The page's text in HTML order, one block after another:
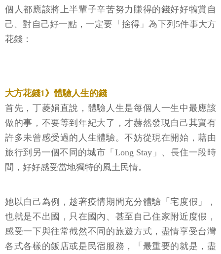
個人都應該將上半輩子辛苦努力賺得的錢好好犒賞自
己、對自己好一點，一定要「捨得」為下列5件事大方
花錢：
大方花錢1》體驗人生的錢
首先，丁菱娟直說，體驗人生是每個人一生中最應該
做的事，不要等到年紀大了，才赫然發現自己其實有
許多未曾感受過的人生體驗。不妨從現在開始，藉由
旅行到另一個不同的城市「Long Stay」、長住一段時
間，好好感受當地獨特的風土民情。
她以自己為例，趁著疫情期間充分體驗「宅度假」，
也就是不出國，只在國內、甚至自己住家附近度假，
感受一下與往常截然不同的旅遊方式，盡情享受台灣
各式各樣的飯店或是民宿服務，「最重要的就是，盡